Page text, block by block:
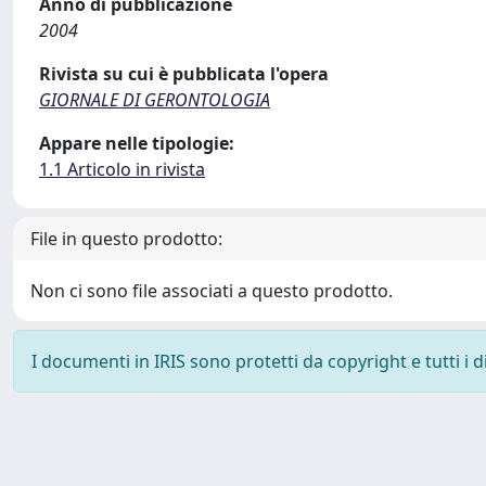
2004
Rivista su cui è pubblicata l'opera
GIORNALE DI GERONTOLOGIA
Appare nelle tipologie:
1.1 Articolo in rivista
File in questo prodotto:
Non ci sono file associati a questo prodotto.
I documenti in IRIS sono protetti da copyright e tutti i